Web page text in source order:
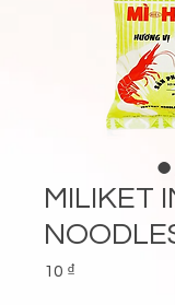
MILIKET
10 ₫